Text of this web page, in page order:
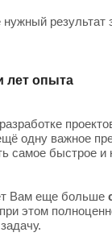
результат
лет опыта
одну важное
самое быстрое и
Вам еще больше
этом